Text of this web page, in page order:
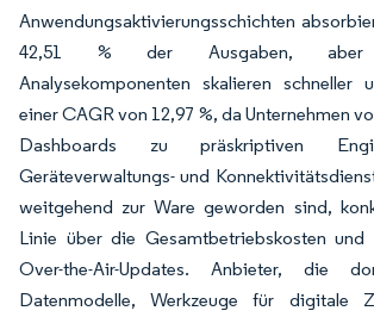
Anwendungsaktivierungsschichten
42,51 % der Ausgaben, aber
Analysekomponenten skalieren schneller
einer CAGR von 12,97 %, da Unternehmen
Dashboards zu präskriptiven
Geräteverwaltungs- und
weitgehend zur Ware geworden sind,
Linie über die Gesamtbetriebskosten
Over-the-Air-Updates. Anbieter, die
Datenmodelle, Werkzeuge für digitale